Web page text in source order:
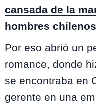
cansada de la
hombres chilenos
Por eso abrió un
romance, donde
se encontraba en
gerente en una